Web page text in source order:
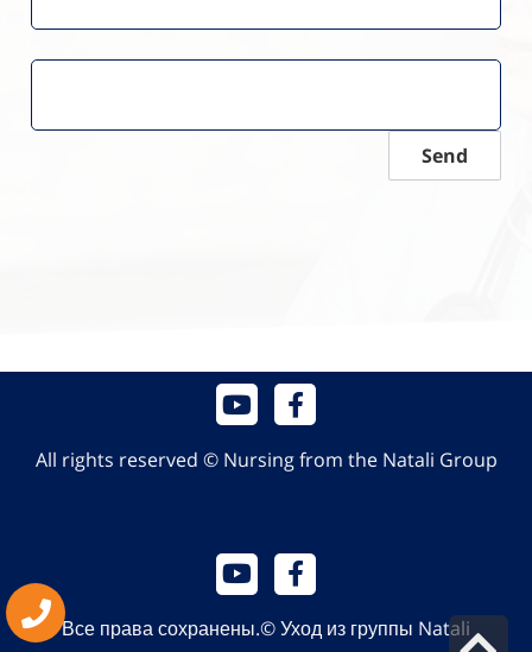
Send
All rights reserved © Nursing from the Natali Group
Все права сохранены.© Уход из группы Natali